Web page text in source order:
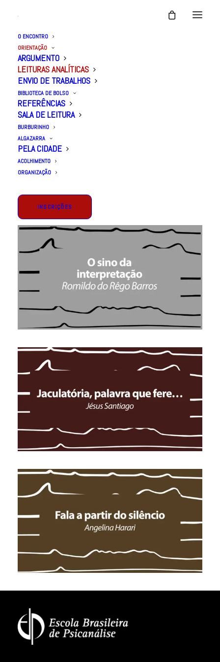
O ENCONTRO
ORIENTAÇÃO
ARGUMENTO
LEITURAS ANALÍTICAS
ENVIO DE TRABALHOS
BIBLIOTECA DE BOLSO
REFERÊNCIAS
SALA DE LEITURA
BURBURINHO
ALGAZARRA
PELA CIDADE
ACOLHIMENTO
ORGANIZAÇÃO
INSCRIÇÕES
LEITURAS ANALÍTICAS